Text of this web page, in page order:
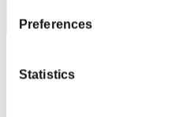
Preferences
Statistics